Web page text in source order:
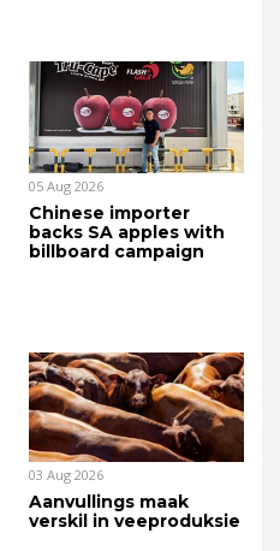
05 Aug 2026
Chinese importer
backs SA apples with
billboard campaign
03 Aug 2026
Aanvullings maak
verskil in veeproduksie